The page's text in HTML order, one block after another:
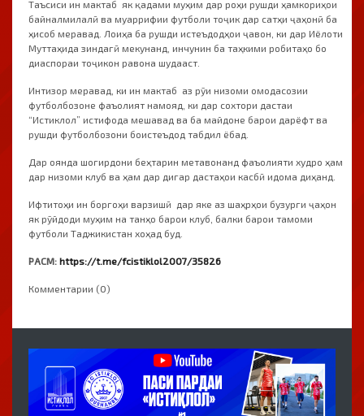
Таъсиси ин мактаб як қадами муҳим дар роҳи рушди ҳамкориҳои
байналмилалӣ ва муаррифии футболи тоҷик дар сатҳи ҷаҳонӣ ба
ҳисоб меравад. Лоиҳа ба рушди истеъдодҳои ҷавон, ки дар Иёлоти
Муттаҳида зиндагӣ мекунанд, инчунин ба таҳкими робитаҳо бо
диаспораи тоҷикон равона шудааст.
Интизор меравад, ки ин мактаб аз рӯи низоми омодасозии
футболбозоне фаъолият намояд, ки дар сохтори дастаи
“Истиклол” истифода мешавад ва ба майдоне барои дарёфт ва
рушди футболбозони боистеъдод табдил ёбад.
Дар оянда шогирдони беҳтарин метавонанд фаъолияти худро ҳам
дар низоми клуб ва ҳам дар дигар дастаҳои касбӣ идома диҳанд.
Ифтитоҳи ин боргоҳи варзишӣ дар яке аз шаҳрҳои бузурги ҷаҳон
як рӯйдоди муҳим на танҳо барои клуб, балки барои тамоми
футболи Таджикистан хоҳад буд.
РАСМ: https://t.me/fcistiklol2007/35826
Комментарии (0)